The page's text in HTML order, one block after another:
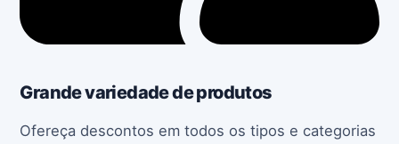
Grande variedade de produtos
Ofereça descontos em todos os tipos e categorias